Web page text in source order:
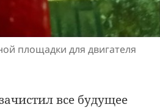
площадки для двигателя
все будущее